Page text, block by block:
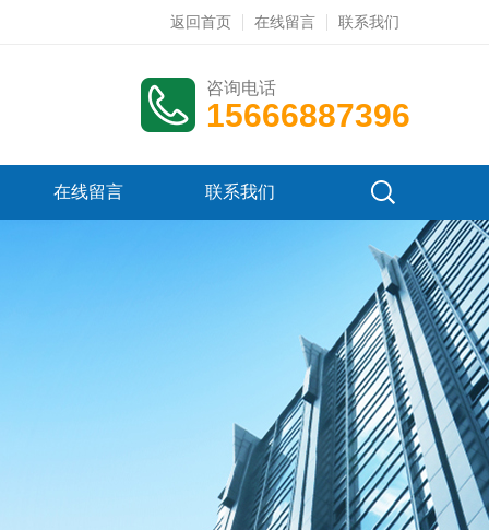
返回首页 在线留言 联系我们
咨询电话
15666887396
在线留言 联系我们